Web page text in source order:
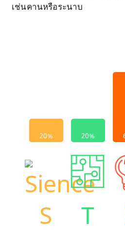
เช่นคานหรือระนาบ
S T